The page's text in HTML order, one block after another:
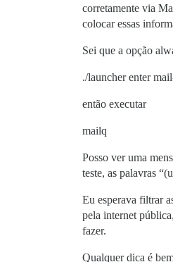
corretamente via
colocar essas
Sei que a opção
./launcher enter
então executar
mailq
Posso ver uma
teste, as palavras
Eu esperava filtrar
pela internet
fazer.
Qualquer dica é